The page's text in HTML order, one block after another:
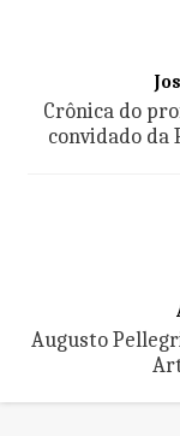
Crônica do
convidado da
Augusto